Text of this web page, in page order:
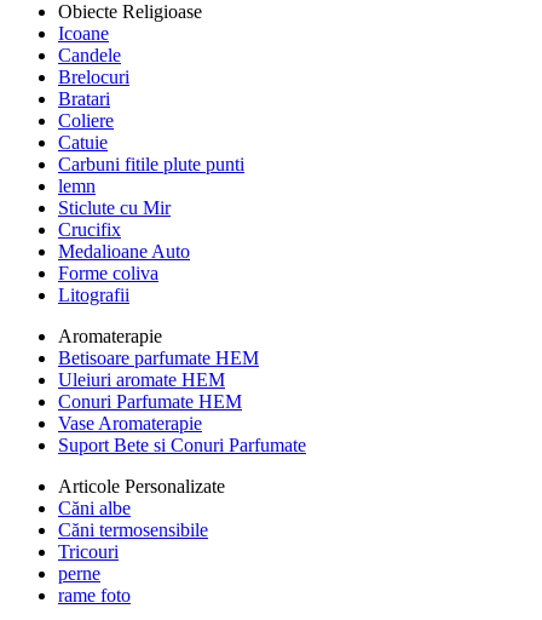
Obiecte Religioase
Icoane
Candele
Brelocuri
Bratari
Coliere
Catuie
Carbuni fitile plute punti
lemn
Sticlute cu Mir
Crucifix
Medalioane Auto
Forme coliva
Litografii
Aromaterapie
Betisoare parfumate HEM
Uleiuri aromate HEM
Conuri Parfumate HEM
Vase Aromaterapie
Suport Bete si Conuri Parfumate
Articole Personalizate
Căni albe
Căni termosensibile
Tricouri
perne
rame foto